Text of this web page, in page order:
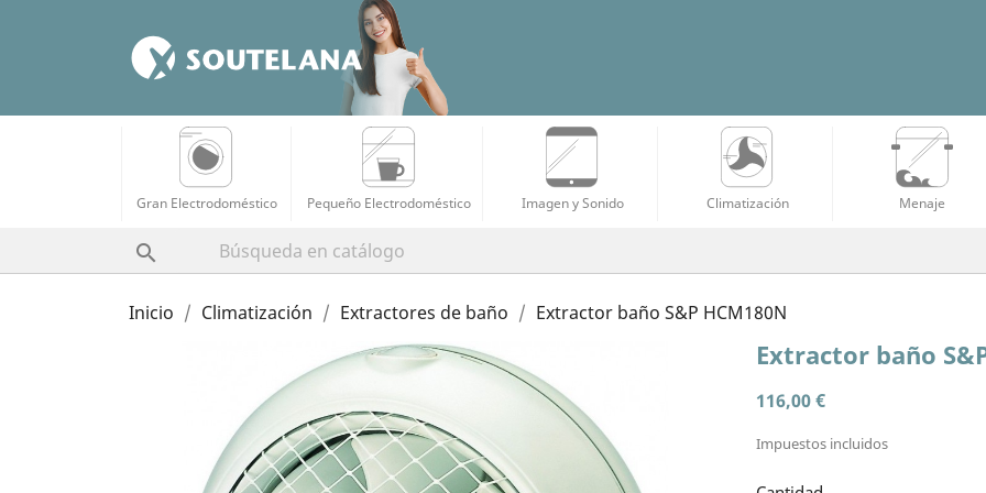
Gran Electrodoméstico Pequeño Electrodoméstico Imagen y Sonido Climatización Menaje

Inicio Climatización Extractores de baño Extractor baño S&P HCM180N
Extractor baño
116,00 €
Impuestos incluidos